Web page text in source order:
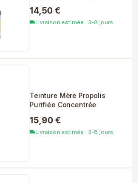
14,50 €
local_shippingLivraison estimée : 3-8 jours
Teinture Mère Propolis
Purifiée Concentrée
15,90 €
local_shippingLivraison estimée : 3-8 jours